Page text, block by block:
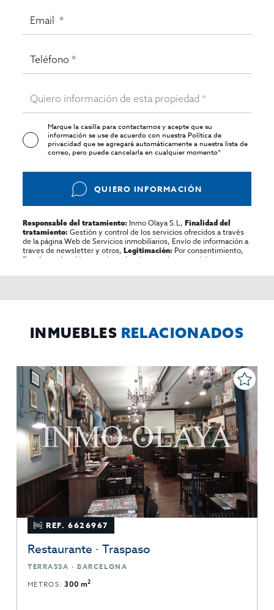
Marque la casilla para contactarnos y acepte que su
información se use de acuerdo con nuestraPolítica de
privacidadque se agregará automáticamente a nuestra lista de
correo, pero puede cancelarla en cualquier momento*
QUIERO INFORMACIÓN
Responsable del tratamiento: Inmo Olaya S.L,Finalidad del
tratamiento: Gestión y control de los servicios ofrecidos a través
de la página Web de Servicios inmobiliarios, Envío de información a
traves de newsletter y otros,Legitimación: Por consentimiento,
Destinatarios:
No se cederan los datos, salvo para elaborar
rectificar y suprimir los datos, solicitar la portabilidad de los
INMUEBLES RELACIONADOS
REF. 6626967
Restaurante · Traspaso
TERRASSA · BARCELONA
METROS:300 m2